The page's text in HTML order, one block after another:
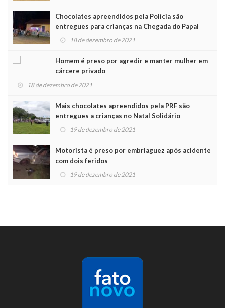
Chocolates apreendidos pela Polícia são
entregues para crianças na Chegada do Papai
Noel 18 de dezembro de 2021
Homem é preso por agredir e manter mulher em
cárcere privado
18 de dezembro de 2021
Mais chocolates apreendidos pela PRF são
entregues a crianças no Natal Solidário
19 de dezembro de 2021
Motorista é preso por embriaguez após acidente
com dois feridos
19 de dezembro de 2021